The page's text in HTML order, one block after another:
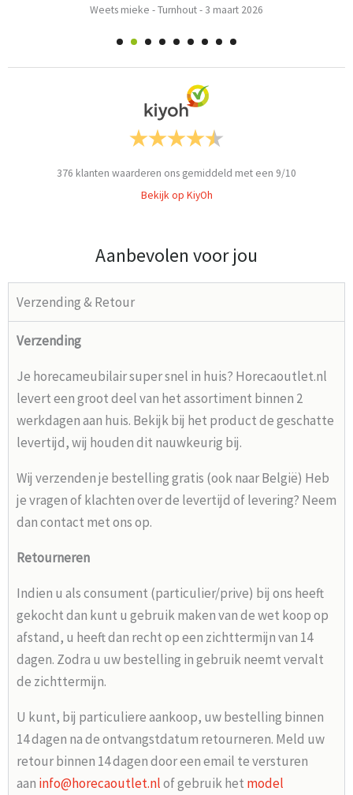
Weets mieke -Turnhout- 3 maart 2026
376 klanten waarderen ons gemiddeld met een 9/10
Bekijk op KiyOh
Aanbevolen voor jou
Verzending & Retour
Verzending
Je horecameubilair super snel in huis? Horecaoutlet.nl
levert een groot deel van het assortiment binnen 2
werkdagen aan huis. Bekijk bij het product de geschatte
levertijd, wij houden dit nauwkeurig bij.
Wij verzenden je bestelling gratis (ook naar België) Heb
je vragen of klachten over de levertijd of levering? Neem
dan contact met ons op.
Retourneren
Indien u als consument (particulier/prive) bij ons heeft
gekocht dan kunt u gebruik maken van de wet koop op
afstand, u heeft dan recht op een zichttermijn van 14
dagen. Zodra u uw bestelling in gebruik neemt vervalt
de zichttermijn.
U kunt, bij particuliere aankoop, uw bestelling binnen
14 dagen na de ontvangstdatum retourneren. Meld uw
retour binnen 14 dagen door een email te versturen
aan info@horecaoutlet.nlof gebruik het model